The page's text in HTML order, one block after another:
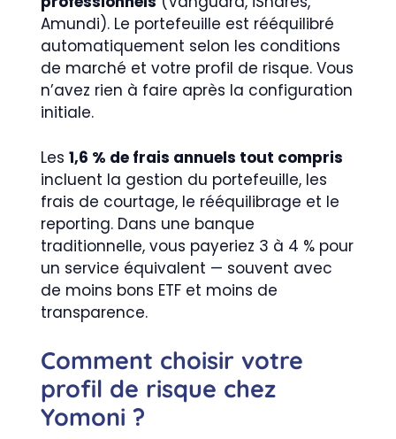
Amundi). Le portefeuille est rééquilibré
automatiquement selon les conditions
de marché et votre profil de risque. Vous
n’avez rien à faire après la configuration
initiale.
Les 1,6 % de frais annuels tout compris
incluent la gestion du portefeuille, les
frais de courtage, le rééquilibrage et le
reporting. Dans une banque
traditionnelle, vous payeriez 3 à 4 % pour
un service équivalent — souvent avec
de moins bons ETF et moins de
transparence.
Comment choisir votre
profil de risque chez
Yomoni ?